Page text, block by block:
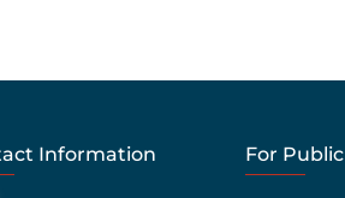
Information For Public